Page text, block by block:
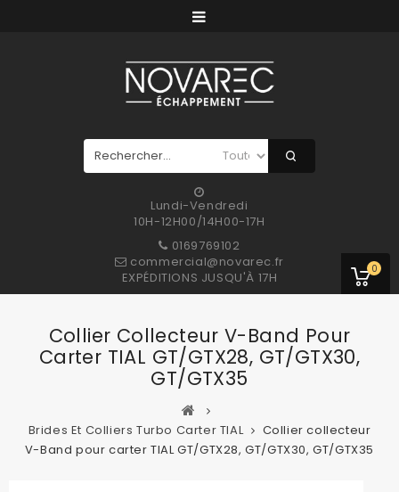
0
Lundi-Vendredi
10H-12H00/14H00-17H
0169769102
commercial@novarec.fr
EXPÉDITIONS JUSQU'À 17H
Collier Collecteur V-Band Pour
Carter TIAL GT/GTX28, GT/GTX30,
GT/GTX35
Brides Et Colliers Turbo Carter TIAL
Collier collecteur
V-Band pour carter TIAL GT/GTX28, GT/GTX30, GT/GTX35